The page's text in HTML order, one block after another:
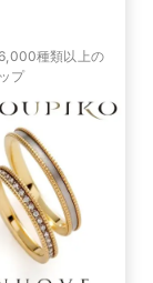
種類以上の
プ